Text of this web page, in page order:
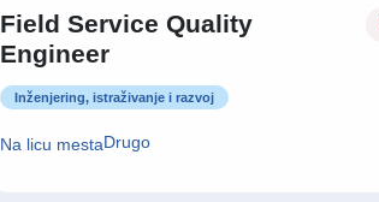
Field Service Quality
Engineer
Inženjering, istraživanje i razvoj
Na licu mestaDrugo